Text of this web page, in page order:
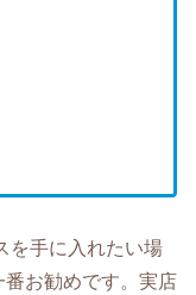
を手に入れたい場
お勧めです。実店